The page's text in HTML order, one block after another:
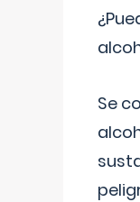
Se